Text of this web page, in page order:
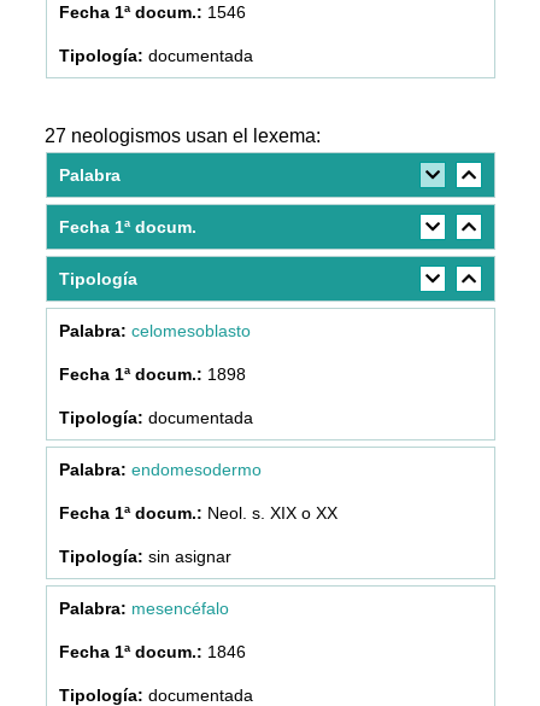
1546
documentada
27 neologismos usan el lexema:
Palabra
Fecha 1ª docum.
Tipología
celomesoblasto
1898
documentada
endomesodermo
Neol. s. XIX o XX
sin asignar
mesencéfalo
1846
documentada